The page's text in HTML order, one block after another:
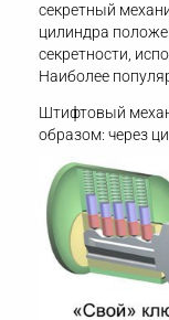
секретный
цилиндра
секретности,
Наиболее
Штифтовый
образом: через